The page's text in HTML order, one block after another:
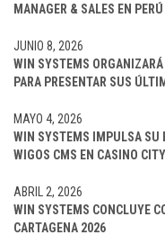
MANAGER & SALES EN PERÚ
WIN SYSTEMS
PARA PRESENTAR SUS
JUNIO 8, 2026
WIN SYSTEMS IMPULSA SU
WIGOS CMS EN CASINO
MAYO 4, 2026
WIN SYSTEMS CONCLUYE
CARTAGENA 2026
ABRIL 2, 2026